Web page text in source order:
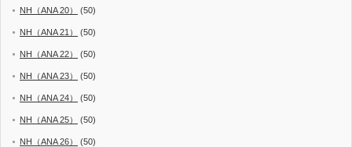
NH（ANA 20） (50)
NH（ANA 21） (50)
NH（ANA 22） (50)
NH（ANA 23） (50)
NH（ANA 24） (50)
NH（ANA 25） (50)
NH（ANA 26） (50)